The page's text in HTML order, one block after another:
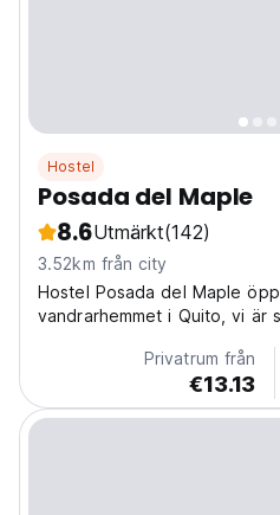
Hostel
Posada del Maple
8.6Utmärkt(142)
3.52km från city
Hostel Posada del Maple
vandrarhemmet i Quito, vi är
plats att vara på.Privatrum från
€13.13